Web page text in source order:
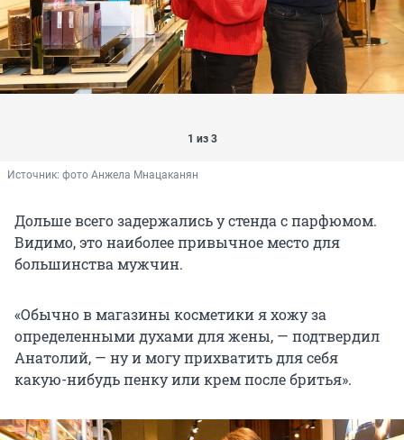
1 из 3
Источник: фото Анжела Мнацаканян
Дольше всего задержались у стенда с парфюмом.
Видимо, это наиболее привычное место для
большинства мужчин.
«Обычно в магазины косметики я хожу за
определенными духами для жены, — подтвердил
Анатолий, — ну и могу прихватить для себя
какую-нибудь пенку или крем после бритья».